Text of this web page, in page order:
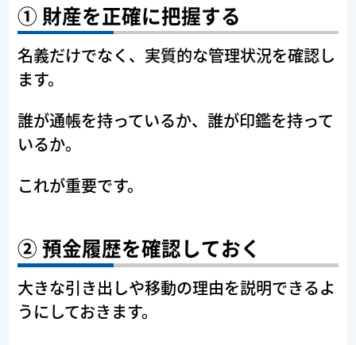
① 財産を正確に把握する
名義だけでなく、実質的な管理状況を確認し
ます。
誰が通帳を持っているか、誰が印鑑を持って
いるか。
これが重要です。
② 預金履歴を確認しておく
大きな引き出しや移動の理由を説明できるよ
うにしておきます。